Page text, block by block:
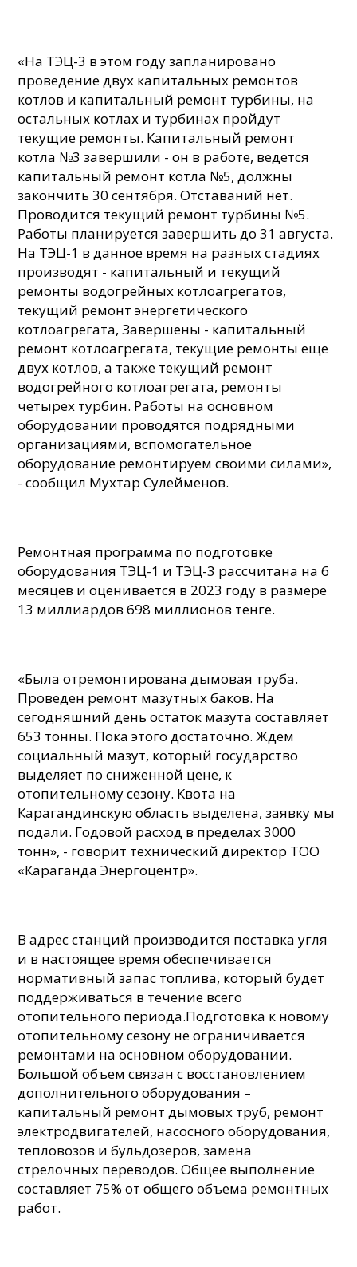
«На ТЭЦ-3 в этом году запланировано
проведение двух капитальных ремонтов
котлов и капитальный ремонт турбины, на
остальных котлах и турбинах пройдут
текущие ремонты. Капитальный ремонт
котла №3 завершили - он в работе, ведется
капитальный ремонт котла №5, должны
закончить 30 сентября. Отставаний нет.
Проводится текущий ремонт турбины №5.
Работы планируется завершить до 31 августа.
На ТЭЦ-1 в данное время на разных стадиях
производят - капитальный и текущий
ремонты водогрейных котлоагрегатов,
текущий ремонт энергетического
котлоагрегата, Завершены - капитальный
ремонт котлоагрегата, текущие ремонты еще
двух котлов, а также текущий ремонт
водогрейного котлоагрегата, ремонты
четырех турбин. Работы на основном
оборудовании проводятся подрядными
организациями, вспомогательное
оборудование ремонтируем своими силами»,
- сообщил Мухтар Сулейменов.
Ремонтная программа по подготовке
оборудования ТЭЦ-1 и ТЭЦ-3 рассчитана на 6
месяцев и оценивается в 2023 году в размере
13 миллиардов 698 миллионов тенге.
«Была отремонтирована дымовая труба.
Проведен ремонт мазутных баков. На
сегодняшний день остаток мазута составляет
653 тонны. Пока этого достаточно. Ждем
социальный мазут, который государство
выделяет по сниженной цене, к
отопительному сезону. Квота на
Карагандинскую область выделена, заявку мы
подали. Годовой расход в пределах 3000
тонн», - говорит технический директор ТОО
«Караганда Энергоцентр».
В адрес станций производится поставка угля
и в настоящее время обеспечивается
нормативный запас топлива, который будет
поддерживаться в течение всего
отопительного периода.Подготовка к новому
отопительному сезону не ограничивается
ремонтами на основном оборудовании.
Большой объем связан с восстановлением
дополнительного оборудования –
капитальный ремонт дымовых труб, ремонт
электродвигателей, насосного оборудования,
тепловозов и бульдозеров, замена
стрелочных переводов. Общее выполнение
составляет 75% от общего объема ремонтных
работ.